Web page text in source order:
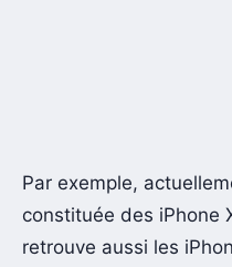
Par exemple,
constituée des iPhone
retrouve aussi les